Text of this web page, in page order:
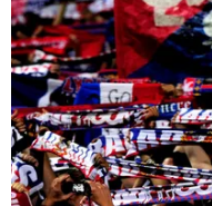
TERMOS E CONDIÇÕES
POLÍTICA DE COOKIES